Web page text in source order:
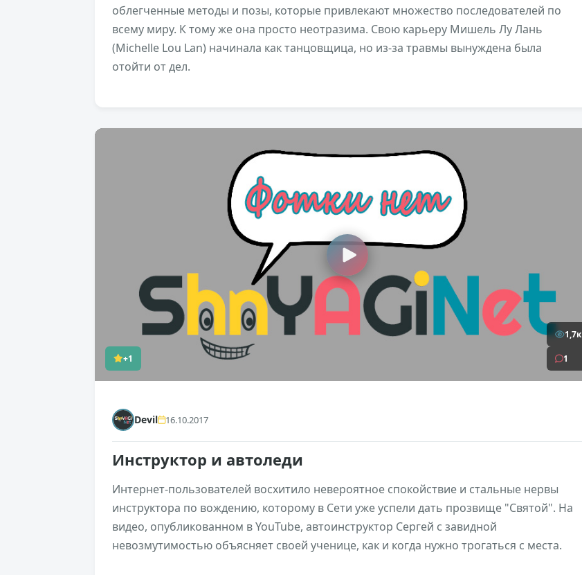
облегченные методы и позы, которые привлекают множество последователей по
всему миру. К тому же она просто неотразима. Свою карьеру Мишель Лу Лань
(Michelle Lou Lan) начинала как танцовщица, но из-за травмы вынуждена была
отойти от дел.
+1
1,7к
1
Devil 16.10.2017
Инструктор и автоледи
Интернет-пользователей восхитило невероятное спокойствие и стальные нервы
инструктора по вождению, которому в Сети уже успели дать прозвище "Святой". На
видео, опубликованном в YouTube, автоинструктор Сергей с завидной
невозмутимостью объясняет своей ученице, как и когда нужно трогаться с места.